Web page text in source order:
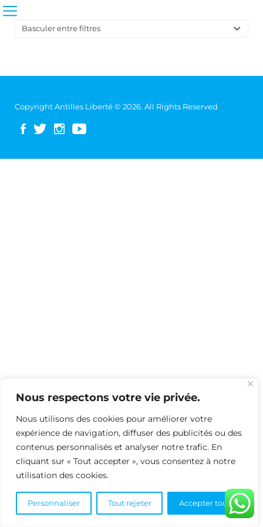
Nous respectons votre vie privée.
Nous utilisons des cookies pour améliorer votre
expérience de navigation, diffuser des publicités ou des
contenus personnalisés et analyser notre trafic. En
cliquant sur « Tout accepter », vous consentez à notre
utilisation des cookies.
Personnaliser Tout rejeter Accepter tout
Basculer entre filtres
Copyright Antilles Liberté © 2026. All Rights Reserved